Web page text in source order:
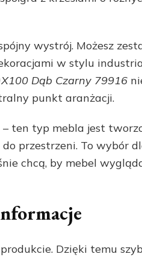
wystrój. Możesz
w stylu
Dąb Czarny 79916
punkt aranżacji.
ten typ mebla jest
przestrzeni. To wybór
chcą, by mebel
Dzięki temu